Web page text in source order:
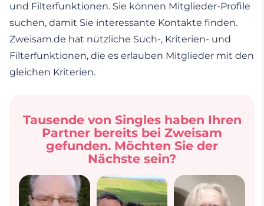
und Filterfunktionen. Sie können Mitglieder-Profile
suchen, damit Sie interessante Kontakte finden.
Zweisam.de hat nützliche Such-, Kriterien- und
Filterfunktionen, die es erlauben Mitglieder mit den
gleichen Kriterien.
Tausende von Singles haben Ihren
Partner bereits bei Zweisam
gefunden. Möchten Sie der
Nächste sein?